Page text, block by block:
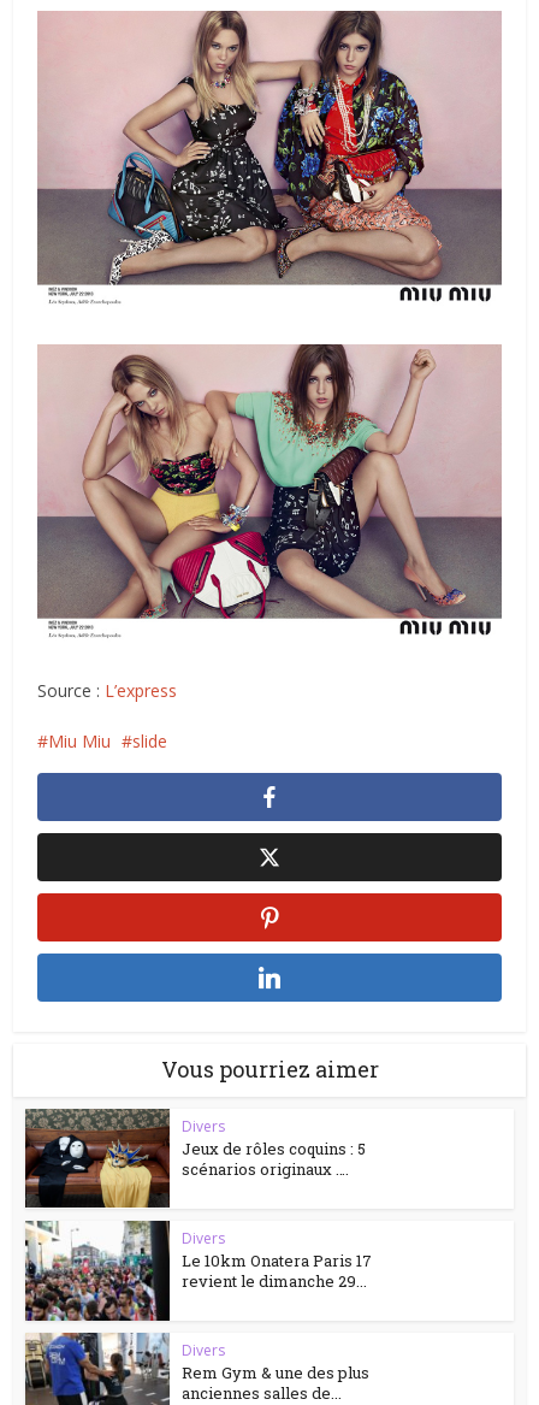
Source : L’express
Miu Miu slide
Vous pourriez aimer
Divers
Jeux de rôles coquins : 5
scénarios originaux ….
Divers
Le 10km Onatera Paris 17
revient le dimanche 29...
Divers
Rem Gym & une des plus
anciennes salles de...